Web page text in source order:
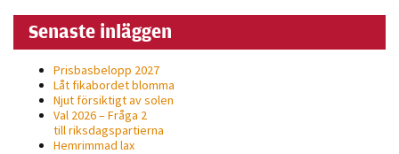
Senaste inläggen
Prisbasbelopp 2027
Låt fikabordet blomma
Njut försiktigt av solen
Val 2026 – Fråga 2
till riksdagspartierna
Hemrimmad lax